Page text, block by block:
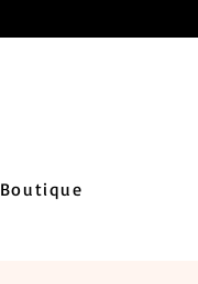
Boutique